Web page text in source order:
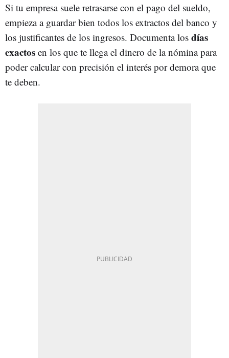
Si tu empresa suele retrasarse con el pago del sueldo,
empieza a guardar bien todos los extractos del banco y
los justificantes de los ingresos. Documenta los días
exactos en los que te llega el dinero de la nómina para
poder calcular con precisión el interés por demora que
te deben.